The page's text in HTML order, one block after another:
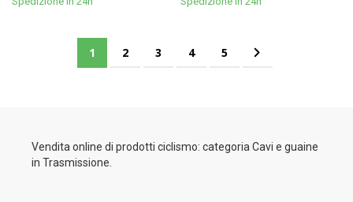
Attualmente stai leggendo la pagina
1 Pagina
2 Pagina
3 Pagina
4 Pagina
5 Pagina
Successivo
Vendita online di prodotti ciclismo: categoria Cavi e guaine
in Trasmissione.